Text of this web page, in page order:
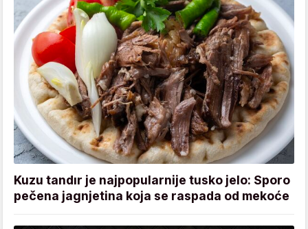
Kuzu tandır je najpopularnije tusko jelo: Sporo
pečena jagnjetina koja se raspada od mekoće